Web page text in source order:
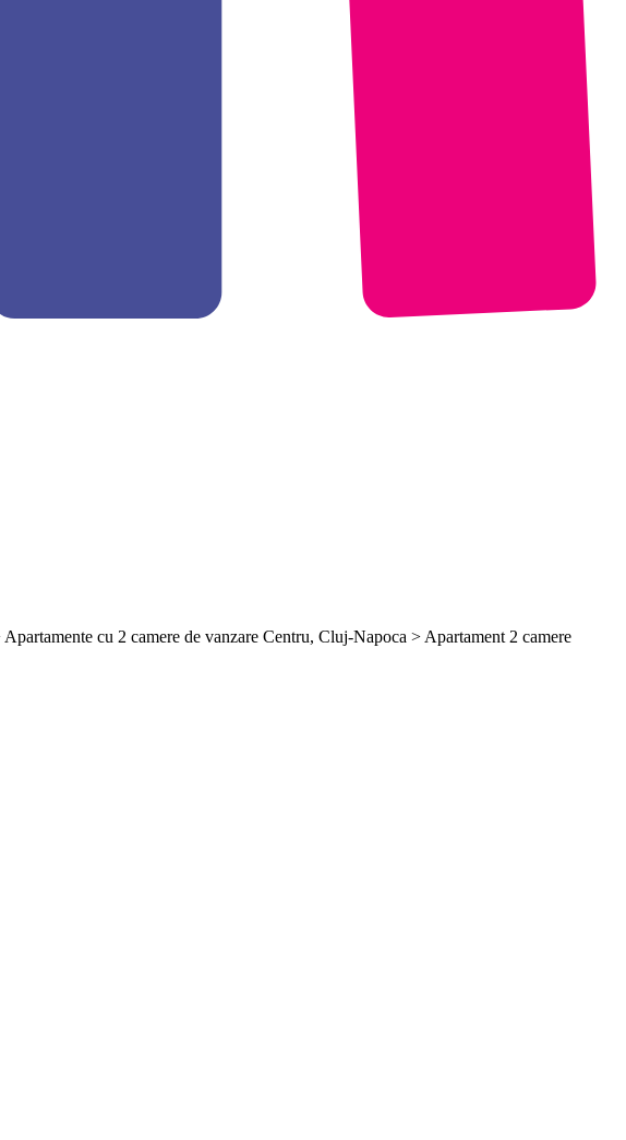
cu 2 camere de vanzare Centru, Cluj-Napoca > Apartament 2 camere